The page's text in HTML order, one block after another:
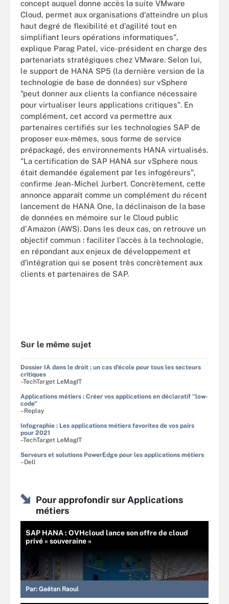
concept auquel donne accès la suite VMware
Cloud, permet aux organisations d'atteindre un plus
haut degré de flexibilité et d'agilité tout en
simplifiant leurs opérations informatiques",
explique Parag Patel, vice-président en charge des
partenariats stratégiques chez VMware. Selon lui,
le support de HANA SP5 (la dernière version de la
technologie de base de données) sur vSphere
"peut donner aux clients la confiance nécessaire
pour virtualiser leurs applications critiques". En
complément, cet accord va permettre aux
partenaires certifiés sur les technologies SAP de
proposer eux-mêmes, sous forme de service
prépackagé, des environnements HANA virtualisés.
"La certification de SAP HANA sur vSphere nous
était demandée également par les infogéreurs",
confirme Jean-Michel Jurbert. Concrètement, cette
annonce apparaît comme un complément du récent
lancement de HANA One, la déclinaison de la base
de données en mémoire sur le Cloud public
d'Amazon (AWS). Dans les deux cas, on retrouve un
objectif commun : faciliter l'accès à la technologie,
en répondant aux enjeux de développement et
d'intégration qui se posent très concrètement aux
clients et partenaires de SAP.
Sur le même sujet
Dossier IA dans le droit : un cas d'école pour tous les secteurs
critiques
–TechTarget LeMagIT
Applications métiers : Créer vos applications en déclaratif "low-
code"
–Replay
Infographie : Les applications métiers favorites de vos pairs
pour 2021
–TechTarget LeMagIT
Serveurs et solutions PowerEdge pour les applications métiers
–Dell
Pour approfondir sur Applications
métiers
SAP HANA : OVHcloud lance son offre de cloud
privé « souveraine »
Par: Gaétan Raoul